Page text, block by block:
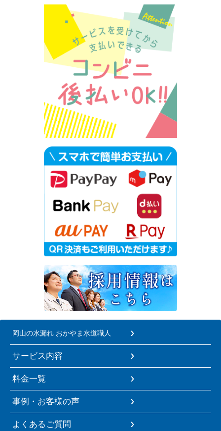
岡山の水漏れ おかやま水道職人
サービス内容
料金一覧
事例・お客様の声
よくあるご質問